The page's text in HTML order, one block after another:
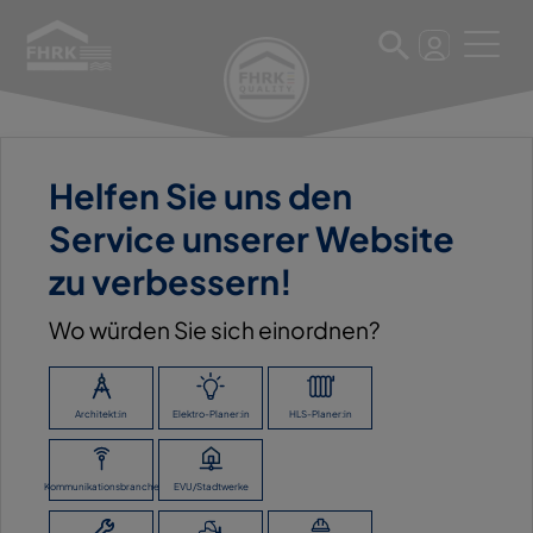
Helfen Sie uns den
Service unserer Website
zu verbessern!
Wo würden Sie sich einordnen?
Architekt:in Elektro-Planer:in HLS-Planer:in
Kommunikationsbranche EVU/Stadtwerke
11. März 2025
GIENGER MÜNCHEN KG
ABEX
ZURÜCK ZUR ÜBERSICHT